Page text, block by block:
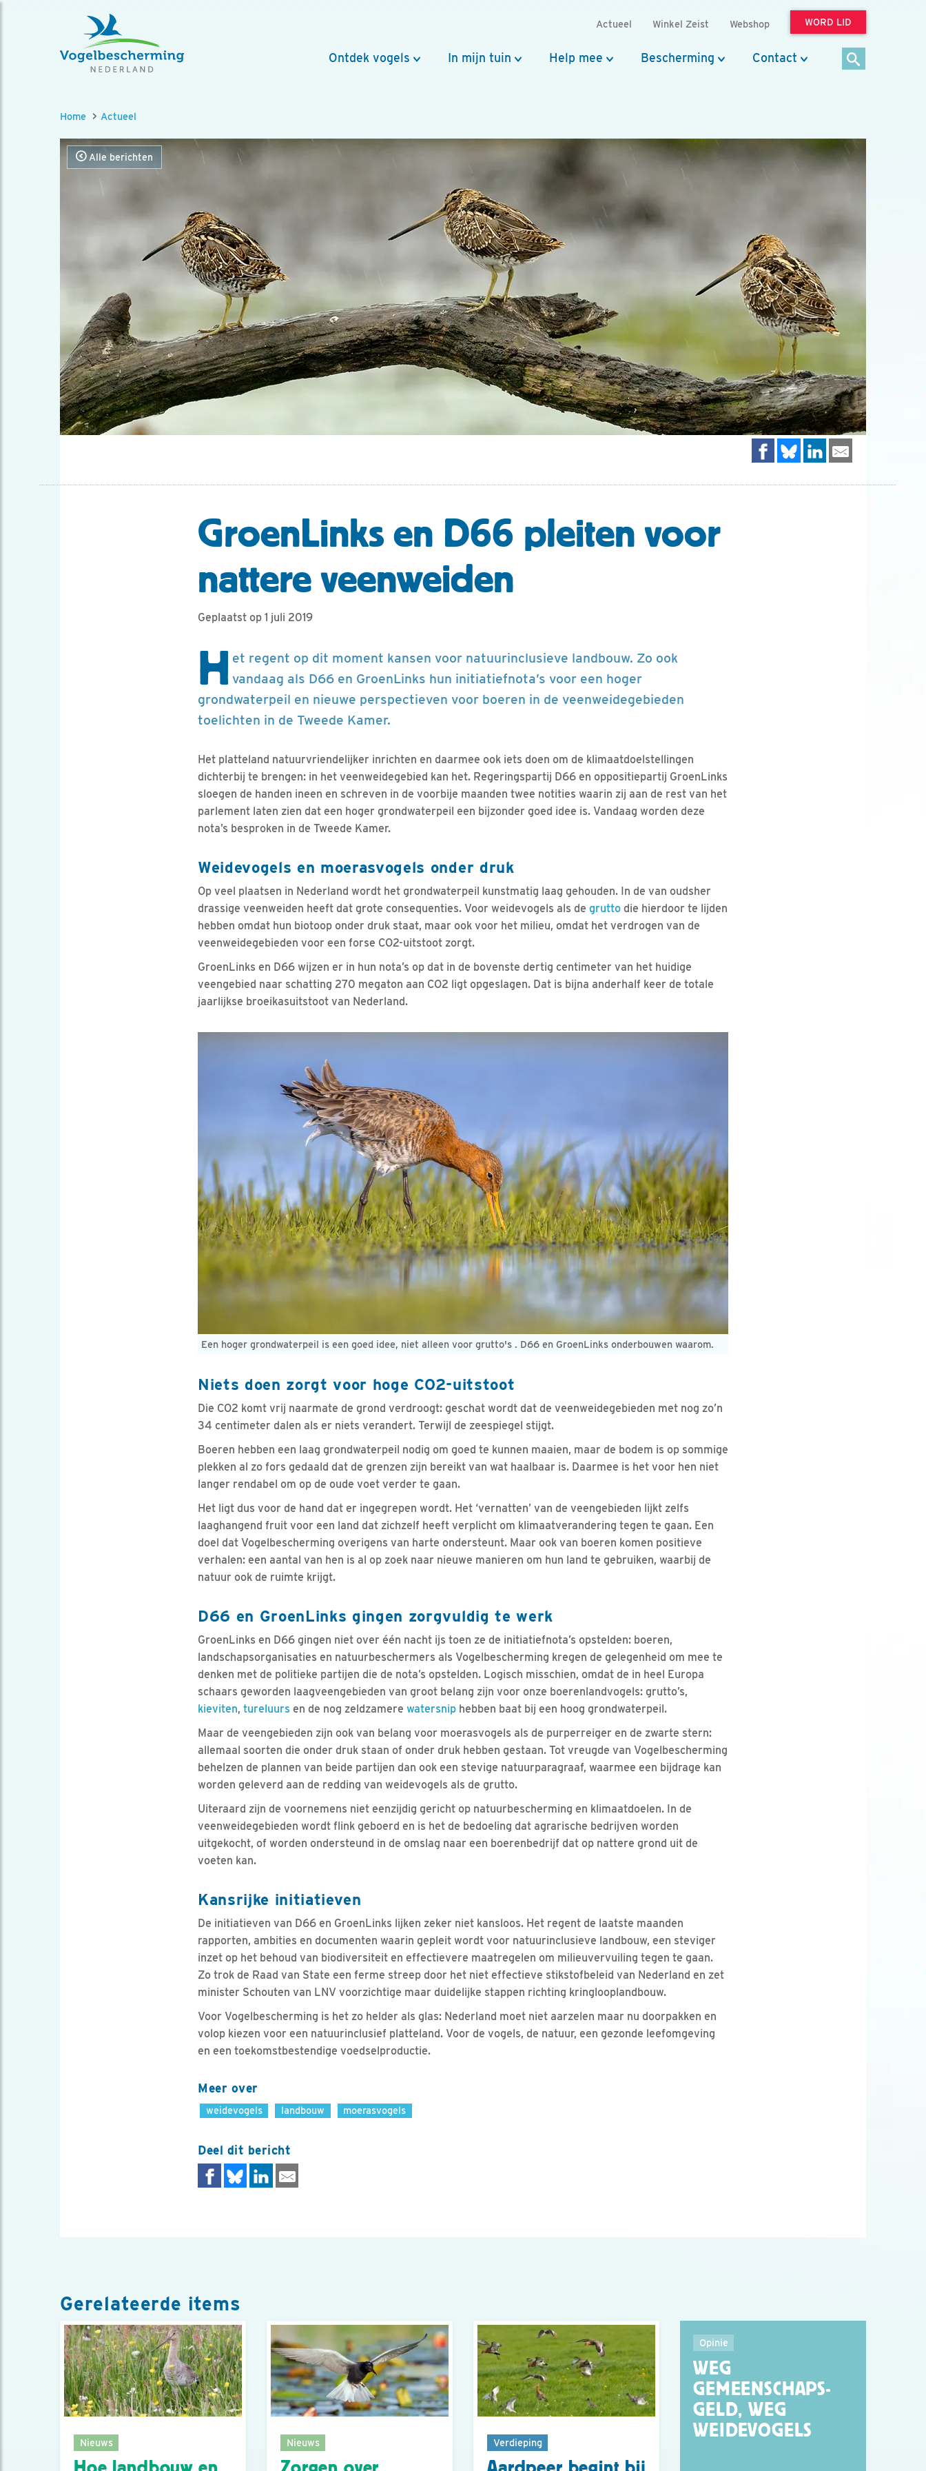
Actueel Winkel Zeist Webshop WORD LID
Ontdek vogels In mijn tuin Help mee Bescherming Contact
Home Actueel
Alle berichten
GroenLinks en D66 pleiten voor
nattere veenweiden
Geplaatst op 1 juli 2019
H et regent op dit moment kansen voor natuurinclusieve landbouw. Zo ook
vandaag als D66 en GroenLinks hun initiatiefnota’s voor een hoger
grondwaterpeil en nieuwe perspectieven voor boeren in de veenweidegebieden
toelichten in de Tweede Kamer.
Het platteland natuurvriendelijker inrichten en daarmee ook iets doen om de klimaatdoelstellingen
dichterbij te brengen: in het veenweidegebied kan het. Regeringspartij D66 en oppositiepartij GroenLinks
sloegen de handen ineen en schreven in de voorbije maanden twee notities waarin zij aan de rest van het
parlement laten zien dat een hoger grondwaterpeil een bijzonder goed idee is. Vandaag worden deze
nota’s besproken in de Tweede Kamer.
Weidevogels en moerasvogels onder druk
Op veel plaatsen in Nederland wordt het grondwaterpeil kunstmatig laag gehouden. In de van oudsher
drassige veenweiden heeft dat grote consequenties. Voor weidevogels als de grutto die hierdoor te lijden
hebben omdat hun biotoop onder druk staat, maar ook voor het milieu, omdat het verdrogen van de
veenweidegebieden voor een forse CO2-uitstoot zorgt.
GroenLinks en D66 wijzen er in hun nota’s op dat in de bovenste dertig centimeter van het huidige
veengebied naar schatting 270 megaton aan CO2 ligt opgeslagen. Dat is bijna anderhalf keer de totale
jaarlijkse broeikasuitstoot van Nederland.
Een hoger grondwaterpeil is een goed idee, niet alleen voor grutto's . D66 en GroenLinks onderbouwen waarom.
Niets doen zorgt voor hoge CO2-uitstoot
Die CO2 komt vrij naarmate de grond verdroogt: geschat wordt dat de veenweidegebieden met nog zo’n
34 centimeter dalen als er niets verandert. Terwijl de zeespiegel stijgt.
Boeren hebben een laag grondwaterpeil nodig om goed te kunnen maaien, maar de bodem is op sommige
plekken al zo fors gedaald dat de grenzen zijn bereikt van wat haalbaar is. Daarmee is het voor hen niet
langer rendabel om op de oude voet verder te gaan.
Het ligt dus voor de hand dat er ingegrepen wordt. Het ‘vernatten’ van de veengebieden lijkt zelfs
laaghangend fruit voor een land dat zichzelf heeft verplicht om klimaatverandering tegen te gaan. Een
doel dat Vogelbescherming overigens van harte ondersteunt. Maar ook van boeren komen positieve
verhalen: een aantal van hen is al op zoek naar nieuwe manieren om hun land te gebruiken, waarbij de
natuur ook de ruimte krijgt.
D66 en GroenLinks gingen zorgvuldig te werk
GroenLinks en D66 gingen niet over één nacht ijs toen ze de initiatiefnota’s opstelden: boeren,
landschapsorganisaties en natuurbeschermers als Vogelbescherming kregen de gelegenheid om mee te
denken met de politieke partijen die de nota’s opstelden. Logisch misschien, omdat de in heel Europa
schaars geworden laagveengebieden van groot belang zijn voor onze boerenlandvogels: grutto’s,
kieviten, tureluurs en de nog zeldzamere watersnip hebben baat bij een hoog grondwaterpeil.
Maar de veengebieden zijn ook van belang voor moerasvogels als de purperreiger en de zwarte stern:
allemaal soorten die onder druk staan of onder druk hebben gestaan. Tot vreugde van Vogelbescherming
behelzen de plannen van beide partijen dan ook een stevige natuurparagraaf, waarmee een bijdrage kan
worden geleverd aan de redding van weidevogels als de grutto.
Uiteraard zijn de voornemens niet eenzijdig gericht op natuurbescherming en klimaatdoelen. In de
veenweidegebieden wordt flink geboerd en is het de bedoeling dat agrarische bedrijven worden
uitgekocht, of worden ondersteund in de omslag naar een boerenbedrijf dat op nattere grond uit de
voeten kan.
Kansrijke initiatieven
De initiatieven van D66 en GroenLinks lijken zeker niet kansloos. Het regent de laatste maanden
rapporten, ambities en documenten waarin gepleit wordt voor natuurinclusieve landbouw, een steviger
inzet op het behoud van biodiversiteit en effectievere maatregelen om milieuvervuiling tegen te gaan.
Zo trok de Raad van State een ferme streep door het niet effectieve stikstofbeleid van Nederland en zet
minister Schouten van LNV voorzichtige maar duidelijke stappen richting kringlooplandbouw.
Voor Vogelbescherming is het zo helder als glas: Nederland moet niet aarzelen maar nu doorpakken en
volop kiezen voor een natuurinclusief platteland. Voor de vogels, de natuur, een gezonde leefomgeving
en een toekomstbestendige voedselproductie.
Meer over
weidevogels landbouw moerasvogels
Deel dit bericht
Gerelateerde items
Nieuws Nieuws Verdieping
Opinie
WEG
GEMEENSCHAPS-
GELD, WEG
WEIDEVOGELS